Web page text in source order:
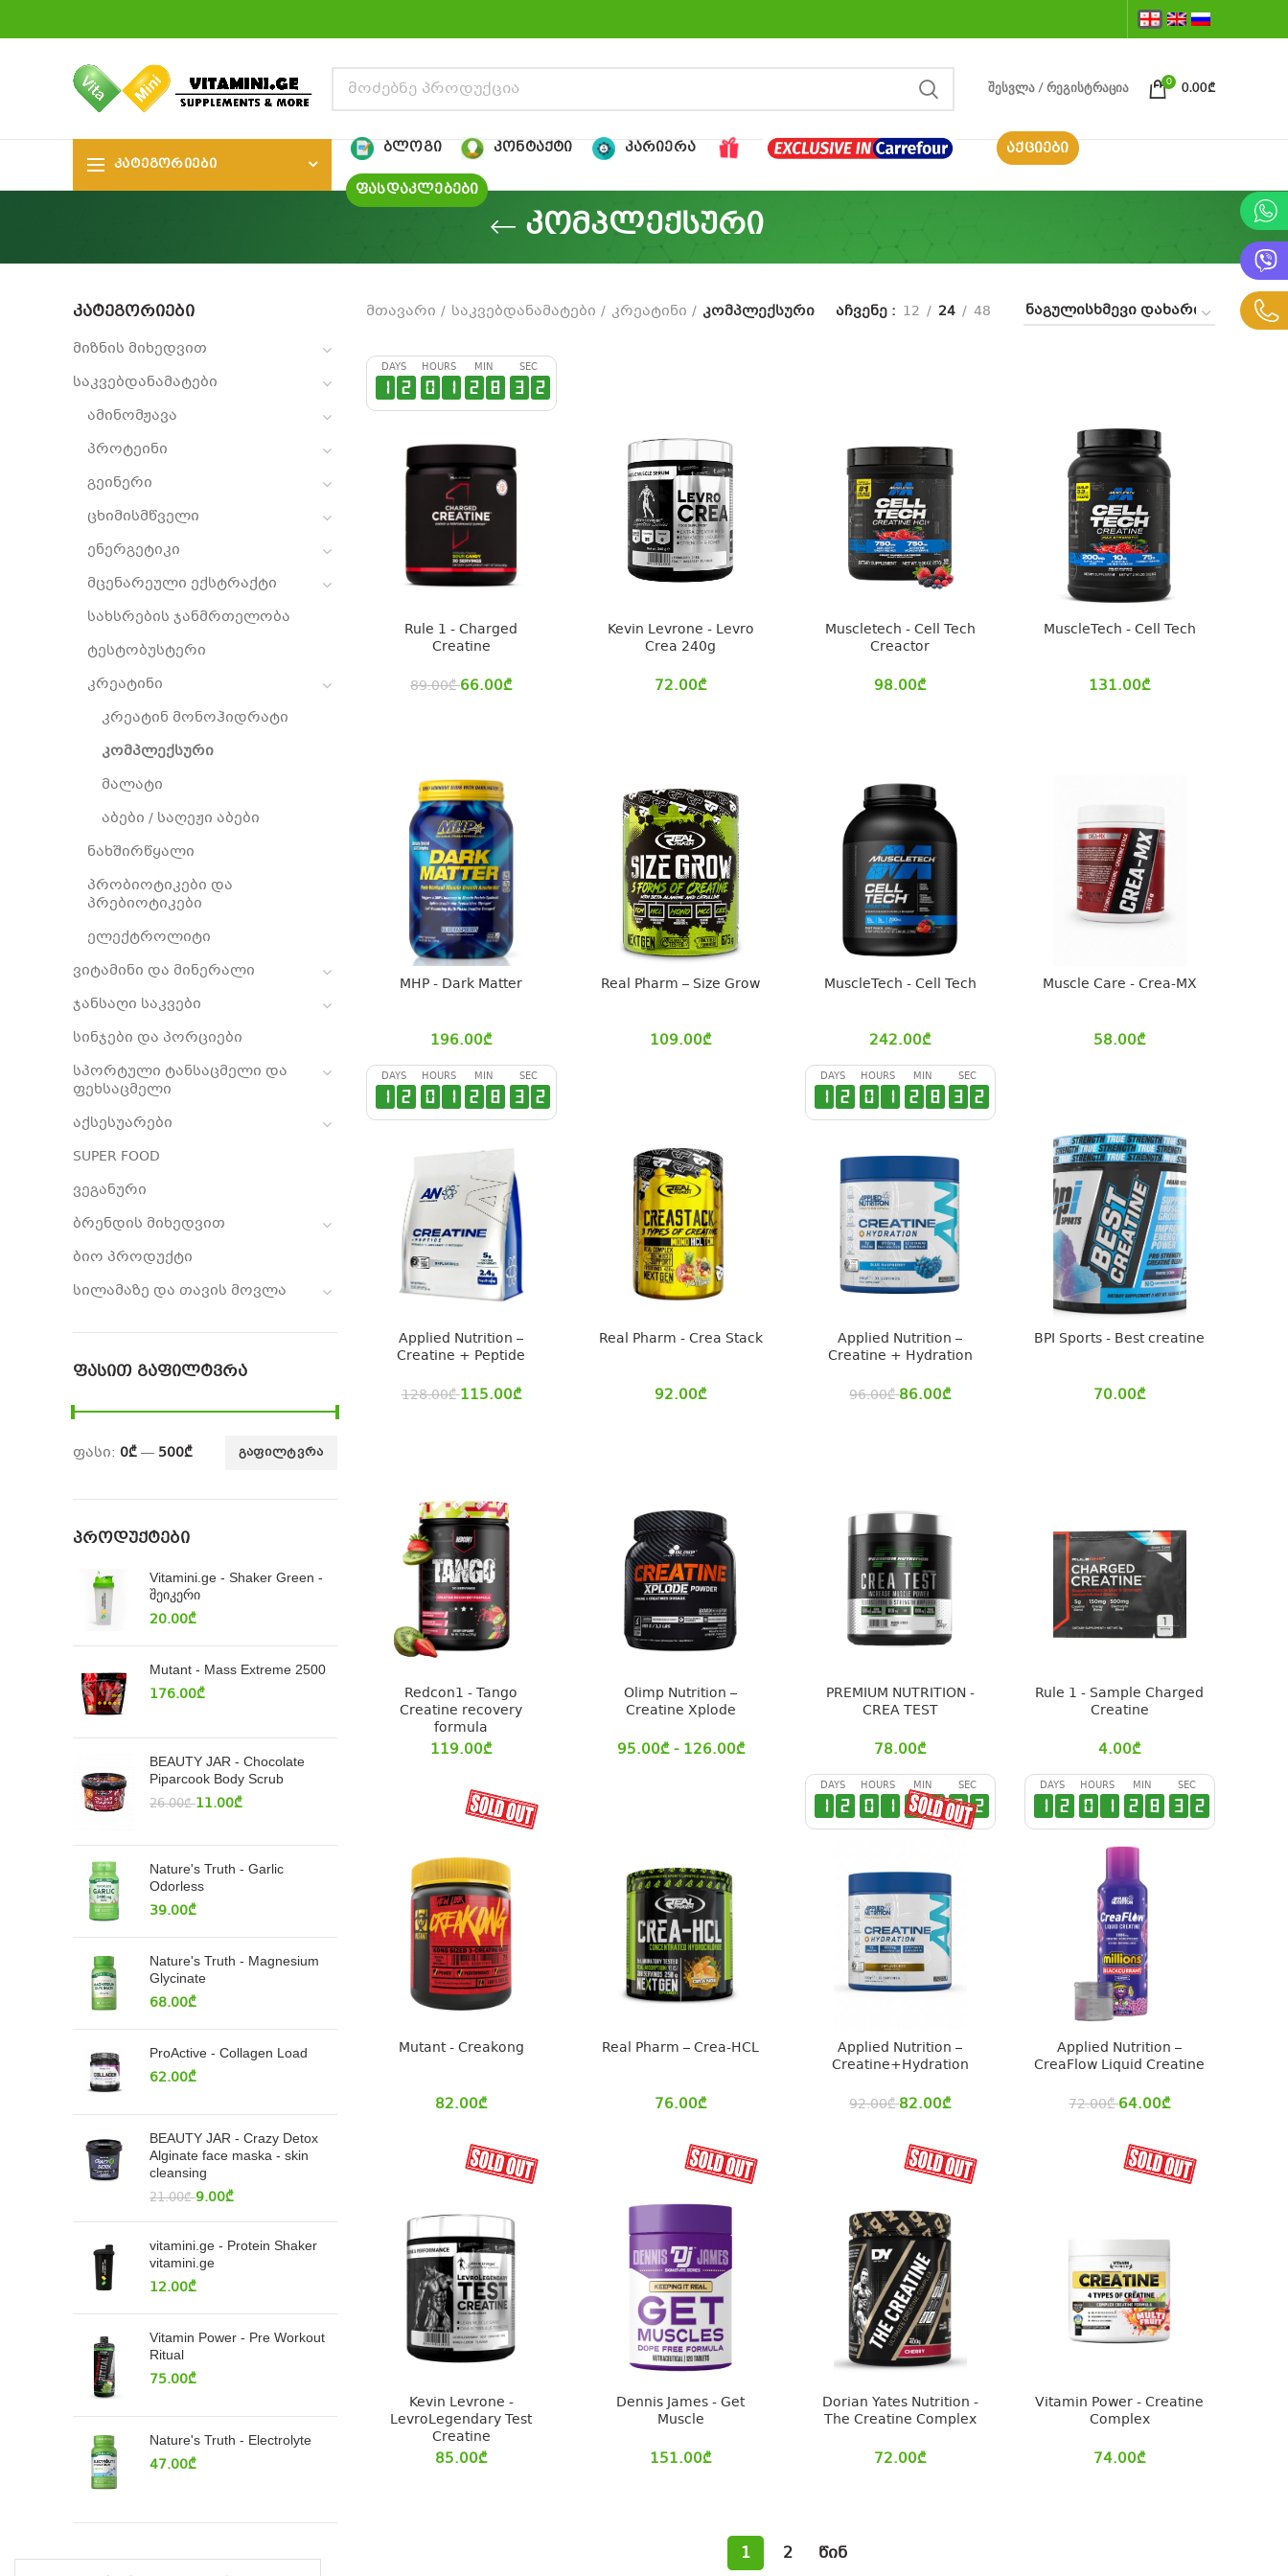
ᲨᲔᲡᲕᲚᲐ / ᲠᲔᲒᲘᲡᲢᲠᲐᲪᲘᲐ
0
0.00₾
ᲙᲐᲢᲔᲒᲝᲠᲘᲔᲑᲘ
ᲑᲚᲝᲒᲘ ᲙᲝᲜᲢᲐᲥᲢᲘ ᲙᲐᲠᲘᲔᲠᲐ
ᲐᲥᲪᲘᲔᲑᲘ
ᲤᲐᲡᲓᲐᲙᲚᲔᲑᲔᲑᲘ
კომპლექსური
ᲙᲐᲢᲔᲒᲝᲠᲘᲔᲑᲘ
მიზნის მიხედვით
საკვებდანამატები
ამინომჟავა
პროტეინი
გეინერი
ცხიმისმწველი
ენერგეტიკი
მცენარეული ექსტრაქტი
სახსრების ჯანმრთელობა
ტესტობუსტერი
კრეატინი
კრეატინ მონოჰიდრატი
კომპლექსური
მალატი
აბები / საღეჟი აბები
ნახშირწყალი
პრობიოტიკები და
პრებიოტიკები
ელექტროლიტი
ვიტამინი და მინერალი
ჯანსაღი საკვები
სინჯები და პორციები
სპორტული ტანსაცმელი და
ფეხსაცმელი
აქსესუარები
SUPER FOOD
ვეგანური
ბრენდის მიხედვით
ბიო პროდუქტი
სილამაზე და თავის მოვლა
ᲤᲐᲡᲘᲗ ᲒᲐᲤᲘᲚᲢᲕᲠᲐ
ᲒᲐᲤᲘᲚᲢᲕᲠᲐ
ფასი: 0₾— 500₾
ᲞᲠᲝᲓᲣᲥᲢᲔᲑᲘ
Vitamini.ge - Shaker Green -
შეიკერი
20.00₾
Mutant - Mass Extreme 2500
176.00₾
BEAUTY JAR - Chocolate
Piparcook Body Scrub
26.00₾ 11.00₾
Nature's Truth - Garlic
Odorless
39.00₾
Nature's Truth - Magnesium
Glycinate
68.00₾
ProActive - Collagen Load
62.00₾
BEAUTY JAR - Crazy Detox
Alginate face maska - skin
cleansing
21.00₾ 9.00₾
vitamini.ge - Protein Shaker
vitamini.ge
12.00₾
Vitamin Power - Pre Workout
Ritual
75.00₾
Nature's Truth - Electrolyte
47.00₾
მთავარი საკვებდანამატები კრეატინი კომპლექსური აჩვენე 12 24 48
DAYS
1 2
HOURS
0 1
MIN
2 8
SEC
3 1
Rule 1 - Charged
Creatine
89.00₾ 66.00₾
Kevin Levrone - Levro
Crea 240g
72.00₾
Muscletech - Cell Tech
Creactor
98.00₾
MuscleTech - Cell Tech
131.00₾
MHP - Dark Matter
196.00₾
Real Pharm – Size Grow
109.00₾
MuscleTech - Cell Tech
242.00₾
Muscle Care - Crea-MX
58.00₾
DAYS
1 2
HOURS
0 1
MIN
2 8
SEC
3 1
Applied Nutrition –
Creatine + Peptide
128.00₾115.00₾
Real Pharm - Crea Stack
92.00₾
DAYS
1 2
HOURS
0 1
MIN
2 8
SEC
3 1
Applied Nutrition –
Creatine + Hydration
96.00₾ 86.00₾
BPI Sports - Best creatine
70.00₾
Redcon1 - Tango
Creatine recovery
formula
119.00₾
Olimp Nutrition –
Creatine Xplode
95.00₾- 126.00₾
PREMIUM NUTRITION -
CREA TEST
78.00₾
Rule 1 - Sample Charged
Creatine
4.00₾
Mutant - Creakong
82.00₾
Real Pharm – Crea-HCL
76.00₾
DAYS
1 2
HOURS
0 1
MIN
2 8
SEC
3 1
Applied Nutrition –
Creatine+Hydration
92.00₾ 82.00₾
DAYS
1 2
HOURS
0 1
MIN
2 8
SEC
3 1
Applied Nutrition –
CreaFlow Liquid Creatine
72.00₾64.00₾
Kevin Levrone -
LevroLegendary Test
Creatine
85.00₾
Dennis James - Get
Muscle
151.00₾
Dorian Yates Nutrition -
The Creatine Complex
72.00₾
Vitamin Power - Creatine
Complex
74.00₾
1 2 წინ